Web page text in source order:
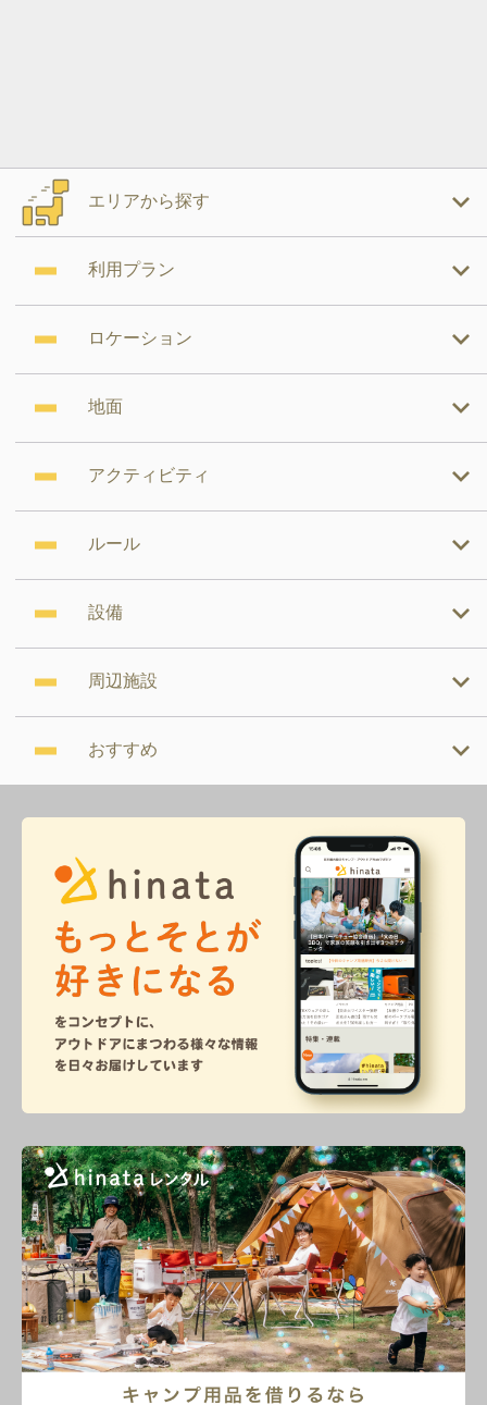
エリアから探す
利用プラン
ロケーション
地面
アクティビティ
ルール
設備
周辺施設
おすすめ